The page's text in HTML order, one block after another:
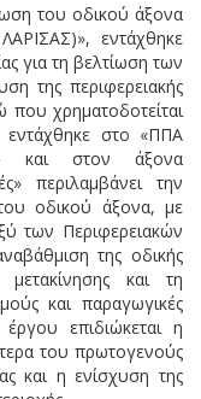
του οδικού άξονα
εντάχθηκε
για τη βελτίωση των
της περιφερειακής
χρηματοδοτείται
στο «ΠΠΑ
και στον άξονα
περιλαμβάνει την
οδικού άξονα, με
των Περιφερειακών
της οδικής
και τη
και παραγωγικές
επιδιώκεται η
του πρωτογενούς
και η ενίσχυση της